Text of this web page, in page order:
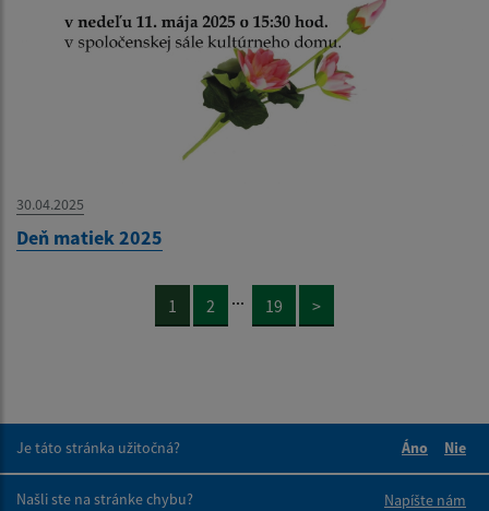
30.04.2025
Deň matiek 2025
1 2 ... 19 >
Je táto stránka užitočná?
Áno
Nie
Našli ste na stránke chybu?
Napíšte nám